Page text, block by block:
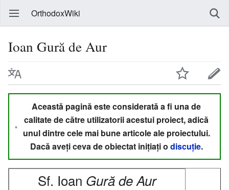
OrthodoxWiki
Ioan Gură de Aur
Această pagină este considerată a fi una de
calitate de către utilizatorii acestui proiect, adică
unul dintre cele mai bune articole ale proiectului.
Dacă aveți ceva de obiectat inițiați o discuție.
Sf. Ioan Gură de Aur